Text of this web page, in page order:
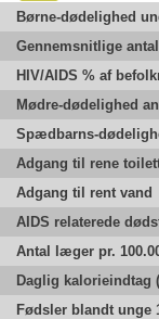
Børne-dødelighed
Gennemsnitlige
HIV/AIDS % af
Mødre-dødelighed
Spædbarns-
Adgang til rene
Adgang til rent vand
AIDS relaterede
Antal læger pr.
Daglig kalorieindtag
Fødsler blandt unge